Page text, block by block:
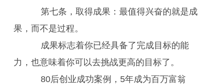
第七条，取得成果：最值得兴奋的就是成
果，而不是过程。
成果标志着你已经具备了完成目标的能
力，也意味着你可以去挑战更高的目标了。
80后创业成功案例，5年成为百万富翁